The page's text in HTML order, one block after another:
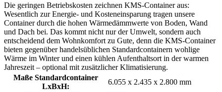
Die geringen Betriebskosten zeichnen KMS-Container aus:
Wesentlich zur Energie- und Kosteneinsparung tragen unsere
Container durch die hohen Wärmedämmwerte von Boden, Wand
und Dach bei. Das kommt nicht nur der Umwelt, sondern auch
entscheidend dem Wohnkomfort zu Gute, denn die KMS-Container
bieten gegenüber handelsüblichen Standardcontainern wohlige
Wärme im Winter und einen kühlen Aufenthaltsort in der warmen
Jahreszeit – optional mit zusätzlicher Klimatisierung.
Maße Standardcontainer
LxBxH:
6.055 x 2.435 x 2.800 mm